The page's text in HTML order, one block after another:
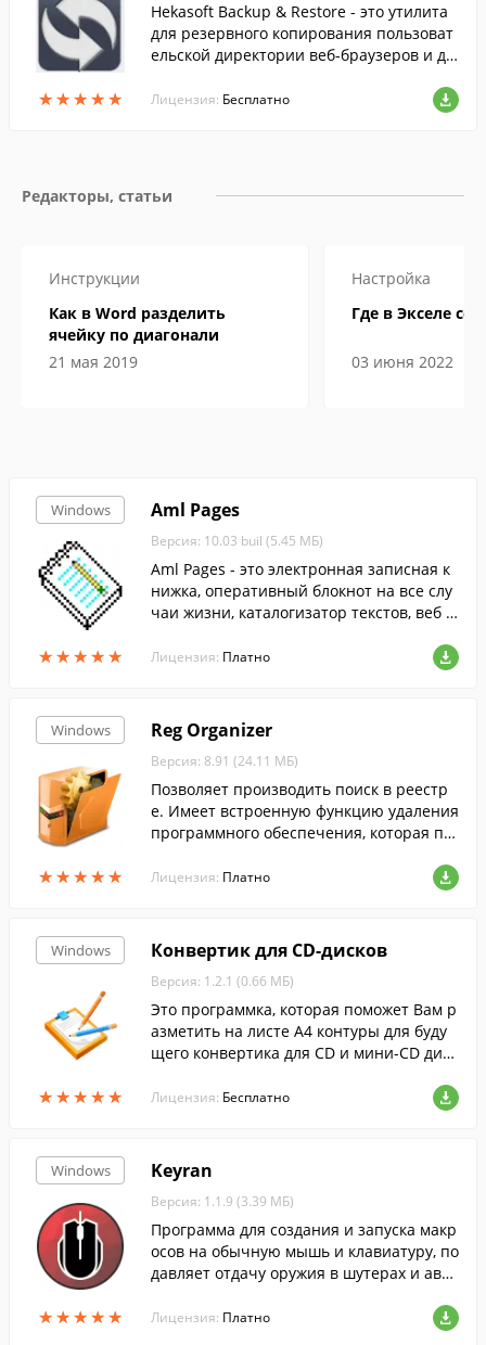
★★★★★
★★★★★
Hekasoft Backup & Restore - это утилита
для резервного копирования пользоват
ельской директории веб-браузеров и др
Лицензия: Бесплатно
Редакторы, статьи
Инструкции
Как в Word разделить
ячейку по диагонали
21 мая 2019
Настройка
Где в Экселе
03 июня 2022
Windows
★★★★★
★★★★★
Aml Pages
Версия: 10.03 buil (5.45 МБ)
Aml Pages - это электронная записная к
нижка, оперативный блокнот на все слу
чаи жизни, каталогизатор текстов, веб с
Лицензия: Платно
Windows
★★★★★
★★★★★
Reg Organizer
Версия: 8.91 (24.11 МБ)
Позволяет производить поиск в реестр
е. Имеет встроенную функцию удаления
программного обеспечения, которая по
рограмм без остатков....
Лицензия: Платно
Windows
★★★★★
★★★★★
Конвертик для CD-дисков
Версия: 1.2.1 (0.66 МБ)
Это программка, которая поможет Вам р
азметить на листе А4 контуры для буду
щего конвертика для CD и мини-CD диск
Лицензия: Бесплатно
Windows
★★★★★
★★★★★
Keyran
Версия: 1.1.9 (3.39 МБ)
Программа для создания и запуска макр
осов на обычную мышь и клавиатуру, по
давляет отдачу оружия в шутерах и авто
Лицензия: Платно